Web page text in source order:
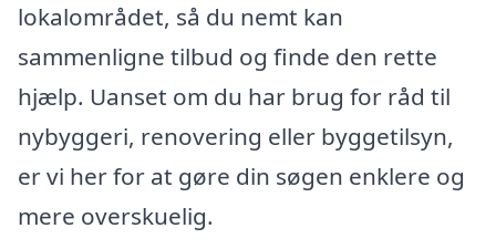
lokalområdet, så du nemt kan
sammenligne tilbud og finde den rette
hjælp. Uanset om du har brug for råd til
nybyggeri, renovering eller byggetilsyn,
er vi her for at gøre din søgen enklere og
mere overskuelig.